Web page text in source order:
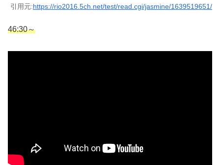
引用元:https://rio2016.5ch.net/test/read.cgi/jasmine/1639519651/
46:30～